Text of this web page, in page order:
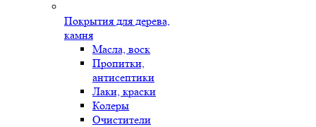
Покрытия для дерева,
камня
Масла, воск
Пропитки,
антисептики
Лаки, краски
Колеры
Очистители